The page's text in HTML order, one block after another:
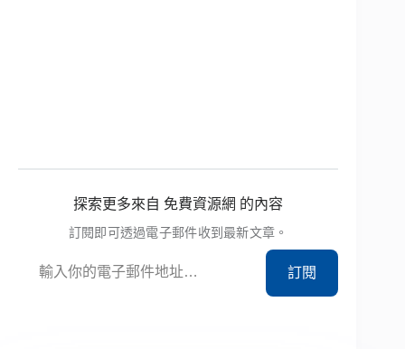
探索更多來自 免費資源網 的內容
訂閱即可透過電子郵件收到最新文章。
訂閱